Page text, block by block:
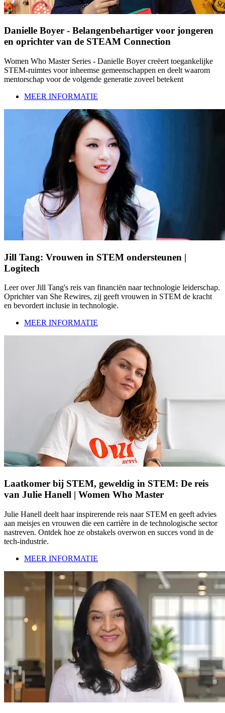
Danielle Boyer - Belangenbehartiger voor jongeren
en oprichter van de STEAM Connection
Women Who Master Series - Danielle Boyer creëert toegankelijke
STEM-ruimtes voor inheemse gemeenschappen en deelt waarom
mentorschap voor de volgende generatie zoveel betekent
MEER INFORMATIE
Jill Tang: Vrouwen in STEM ondersteunen |
Logitech
Leer over Jill Tang's reis van financiën naar technologie leiderschap.
Oprichter van She Rewires, zij geeft vrouwen in STEM de kracht
en bevordert inclusie in technologie.
MEER INFORMATIE
Laatkomer bij STEM, geweldig in STEM: De reis
van Julie Hanell | Women Who Master
Julie Hanell deelt haar inspirerende reis naar STEM en geeft advies
aan meisjes en vrouwen die een carrière in de technologische sector
nastreven. Ontdek hoe ze obstakels overwon en succes vond in de
tech-industrie.
MEER INFORMATIE